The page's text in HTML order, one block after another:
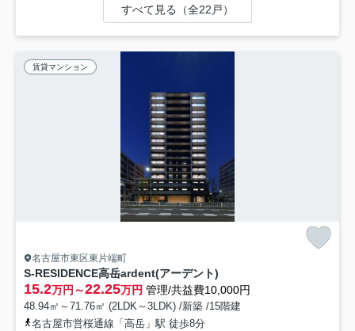
すべて見る（全22戸）
賃貸マンション
名古屋市東区東片端町
S-RESIDENCE高岳ardent(アーデント)
15.2万円～22.25万円 管理/共益費10,000円
48.94㎡～71.76㎡ (2LDK～3LDK) /新築 /15階建
名古屋市営桜通線「高岳」駅 徒歩8分